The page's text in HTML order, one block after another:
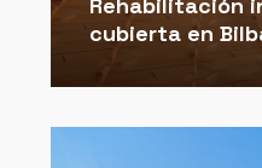
cubierta en